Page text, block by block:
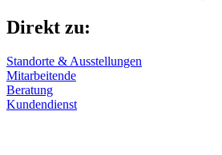
Direkt zu:
Standorte & Ausstellungen
Mitarbeitende
Beratung
Kundendienst